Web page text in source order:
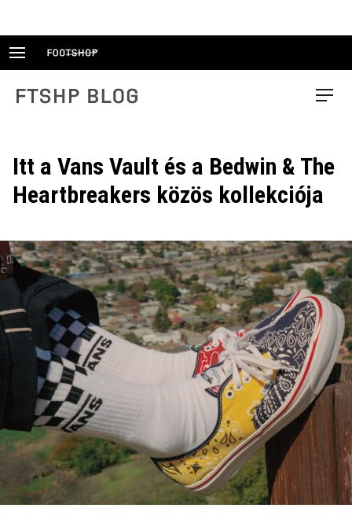
FTSHP blog Menu
Itt a Vans Vault és a Bedwin & The
Heartbreakers közös kollekciója